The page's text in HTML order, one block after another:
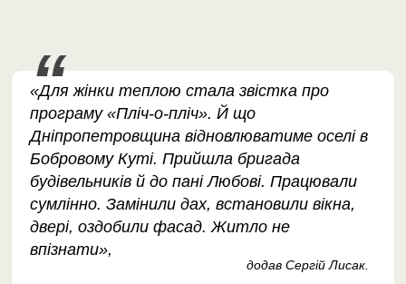
«Для жінки теплою стала звістка про
програму «Пліч-о-пліч». Й що
Дніпропетровщина відновлюватиме оселі в
Бобровому Куті. Прийшла бригада
будівельників й до пані Любові. Працювали
сумлінно. Замінили дах, встановили вікна,
двері, оздобили фасад. Житло не
впізнати»,
додав Сергій Лисак.